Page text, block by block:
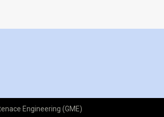
Engineering (GME)